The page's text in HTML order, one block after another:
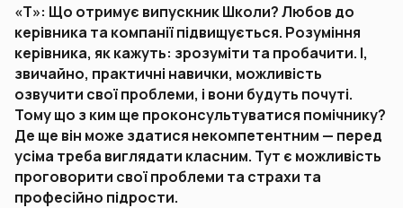
«Т»: Що отримує випускник Школи? Любов до
керівника та компанії підвищується. Розуміння
керівника, як кажуть: зрозуміти та пробачити. І,
звичайно, практичні навички, можливість
озвучити свої проблеми, і вони будуть почуті.
Тому що з ким ще проконсультуватися помічнику?
Де ще він може здатися некомпетентним — перед
усіма треба виглядати класним. Тут є можливість
проговорити свої проблеми та страхи та
професійно підрости.